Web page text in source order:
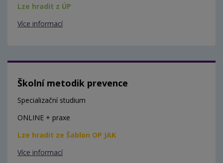
Lze hradit z ÚP
Více informací
Školní metodik prevence
Specializační studium
ONLINE + praxe
Lze hradit ze Šablon OP JAK
Více informací